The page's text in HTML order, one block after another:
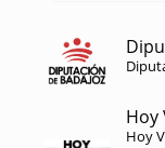
Hoy
Hoy